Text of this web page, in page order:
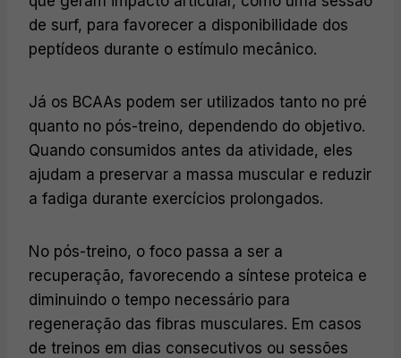
de surf, para favorecer a disponibilidade dos
peptídeos durante o estímulo mecânico.
Já os BCAAs podem ser utilizados tanto no pré
quanto no pós-treino, dependendo do objetivo.
Quando consumidos antes da atividade, eles
ajudam a preservar a massa muscular e reduzir
a fadiga durante exercícios prolongados.
No pós-treino, o foco passa a ser a
recuperação, favorecendo a síntese proteica e
diminuindo o tempo necessário para
regeneração das fibras musculares. Em casos
de treinos em dias consecutivos ou sessões